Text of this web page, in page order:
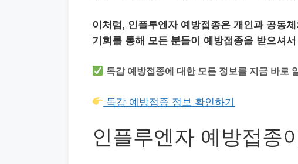
이처럼, 인플루엔자 예방접종은 개인과 공동
기회를 통해 모든 분들이 예방접종을 받으셔
독감 예방접종에 대한 모든 정보를 지금 바로
독감 예방접종 정보 확인하기
인플루엔자 예방접종